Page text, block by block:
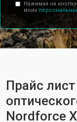
Нажимая на
моих
Прайс
Nordforce